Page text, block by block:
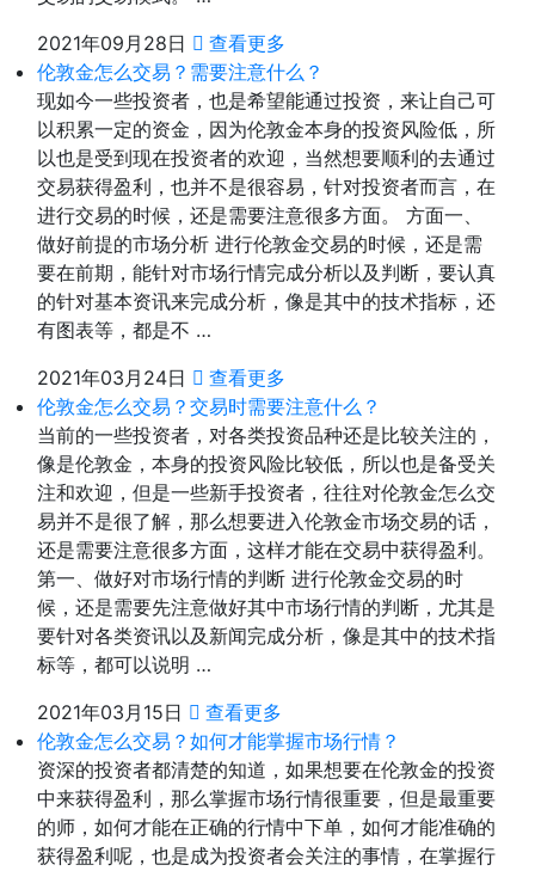
2021年09月28日
查看更多
伦敦金怎么交易？需要注意什么？
现如今一些投资者，也是希望能通过投资，来让自己可
以积累一定的资金，因为伦敦金本身的投资风险低，所
以也是受到现在投资者的欢迎，当然想要顺利的去通过
交易获得盈利，也并不是很容易，针对投资者而言，在
进行交易的时候，还是需要注意很多方面。 方面一、
做好前提的市场分析 进行伦敦金交易的时候，还是需
要在前期，能针对市场行情完成分析以及判断，要认真
的针对基本资讯来完成分析，像是其中的技术指标，还
有图表等，都是不 …
2021年03月24日
查看更多
伦敦金怎么交易？交易时需要注意什么？
当前的一些投资者，对各类投资品种还是比较关注的，
像是伦敦金，本身的投资风险比较低，所以也是备受关
注和欢迎，但是一些新手投资者，往往对伦敦金怎么交
易并不是很了解，那么想要进入伦敦金市场交易的话，
还是需要注意很多方面，这样才能在交易中获得盈利。
第一、做好对市场行情的判断 进行伦敦金交易的时
候，还是需要先注意做好其中市场行情的判断，尤其是
要针对各类资讯以及新闻完成分析，像是其中的技术指
标等，都可以说明 …
2021年03月15日
查看更多
伦敦金怎么交易？如何才能掌握市场行情？
资深的投资者都清楚的知道，如果想要在伦敦金的投资
中来获得盈利，那么掌握市场行情很重要，但是最重要
的师，如何才能在正确的行情中下单，如何才能准确的
获得盈利呢，也是成为投资者会关注的事情，在掌握行